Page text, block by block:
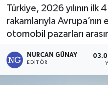
Türkiye, 2026 yılının ilk
rakamlarıyla
otomobil pazarları
NURCAN GÜNAY
EDITÖR
Domaniç